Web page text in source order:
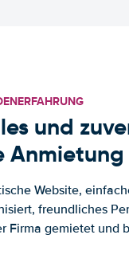
und
Anmietung
Website,
freundliches
Firma gemietet und